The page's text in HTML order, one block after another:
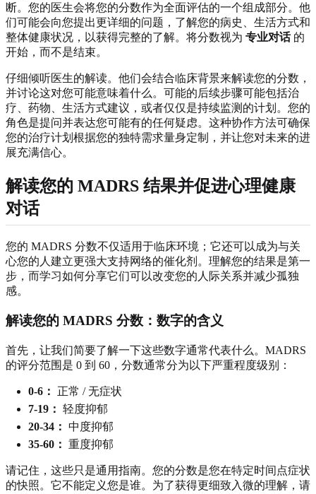
断。您的医生会将您的分数作为全面评估的一个组成部分。他
们可能会向您提出更详细的问题，了解您的病史、生活方式和
整体健康状况，以获得完整的了解。将分数视为 专业对话的
开始，而不是结束。
仔细倾听医生的解读。他们会结合临床背景来解读您的分数，
并讨论这对您可能意味着什么。可能的后续步骤可能包括治
疗、药物、生活方式建议，或者仅仅是持续监测的计划。您的
角色是提问并表达您可能有的任何疑虑。这种协作方法可确保
您的治疗计划根据您的独特需求量身定制，并让您对未来的进
展充满信心。
解读您的 MADRS 结果并促进心理健康
对话
您的 MADRS 分数不仅适用于临床环境；它还可以成为与关
心您的人建立更强大支持网络的催化剂。理解您的结果是第一
步，而学习如何分享它们可以改变您的人际关系并减少孤独
感。
解读您的 MADRS 分数：数字的含义
首先，让我们简要了解一下这些数字通常代表什么。MADRS
的评分范围是 0 到 60，分数通常分为以下严重程度级别：
0-6：
正常 / 无症状
7-19： 轻度抑郁
20-34： 中度抑郁
35-60： 重度抑郁
请记住，这些只是通用指南。您的分数是您在特定时间点症状
的快照。它不能定义您是谁。为了获得更细致入微的理解，请